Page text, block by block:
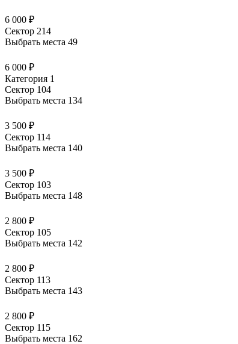
6 000 ₽
Сектор 214
Выбрать места 49
6 000 ₽
Категория 1
Сектор 104
Выбрать места 134
3 500 ₽
Сектор 114
Выбрать места 140
3 500 ₽
Сектор 103
Выбрать места 148
2 800 ₽
Сектор 105
Выбрать места 142
2 800 ₽
Сектор 113
Выбрать места 143
2 800 ₽
Сектор 115
Выбрать места 162